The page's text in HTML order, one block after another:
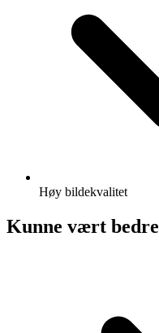
Høy bildekvalitet
Kunne vært bedre